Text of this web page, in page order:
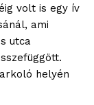
volt is egy ív
ami
utca
helyén